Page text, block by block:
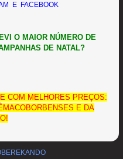
E FACEBOOK
O MAIOR NÚMERO DE
DE NATAL?
COM MELHORES PREÇOS:
E DA